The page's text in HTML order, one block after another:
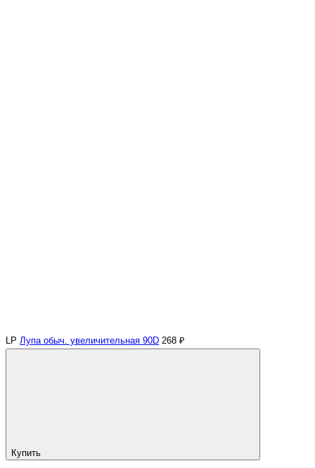
LP Лупа обыч. увеличительная 90D 268 ₽
Купить